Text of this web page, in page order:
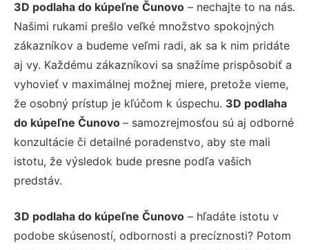
3D podlaha do kúpeľne Čunovo – nechajte to na nás.
Našimi rukami prešlo veľké množstvo spokojných
zákazníkov a budeme veľmi radi, ak sa k nim pridáte
aj vy. Každému zákazníkovi sa snažíme prispôsobiť a
vyhovieť v maximálnej možnej miere, pretože vieme,
že osobný prístup je kľúčom k úspechu. 3D podlaha
do kúpeľne Čunovo – samozrejmosťou sú aj odborné
konzultácie či detailné poradenstvo, aby ste mali
istotu, že výsledok bude presne podľa vašich
predstáv.
3D podlaha do kúpeľne Čunovo – hľadáte istotu v
podobe skúseností, odbornosti a precíznosti? Potom